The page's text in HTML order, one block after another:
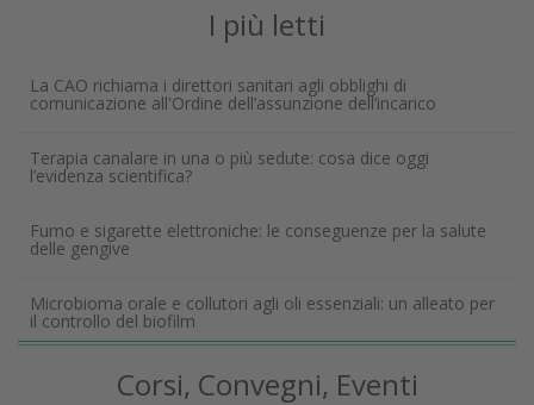
I più letti
La CAO richiama i direttori sanitari agli obblighi di
comunicazione all'Ordine dell’assunzione dell’incarico
Terapia canalare in una o più sedute: cosa dice oggi
l’evidenza scientifica?
Fumo e sigarette elettroniche: le conseguenze per la salute
delle gengive
Microbioma orale e collutori agli oli essenziali: un alleato per
il controllo del biofilm
Corsi, Convegni, Eventi